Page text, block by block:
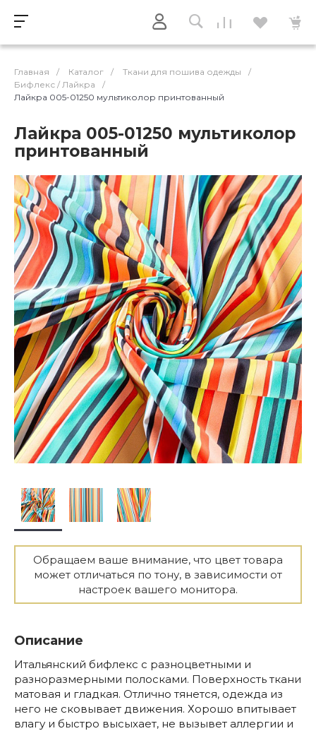
Главная / Каталог / Ткани для пошива одежды
/
Бифлекс / Лайкра
/
Лайкра 005-01250 мультиколор принтованный
Лайкра 005-01250 мультиколор
принтованный
Обращаем ваше внимание, что цвет товара
может отличаться по тону, в зависимости от
настроек вашего монитора.
Описание
Итальянский бифлекс с разноцветными и
разноразмерными полосками. Поверхность ткани
матовая и гладкая. Отлично тянется, одежда из
него не сковывает движения. Хорошо впитывает
влагу и быстро высыхает, не вызывет аллергии и